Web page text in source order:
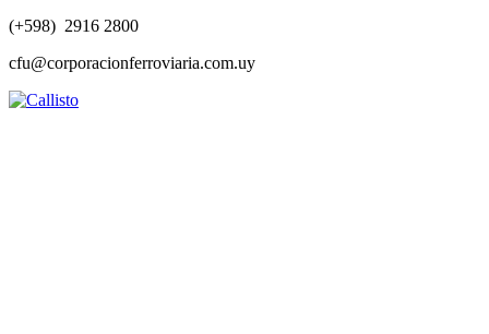
(+598) 2916 2800
cfu@corporacionferroviaria.com.uy